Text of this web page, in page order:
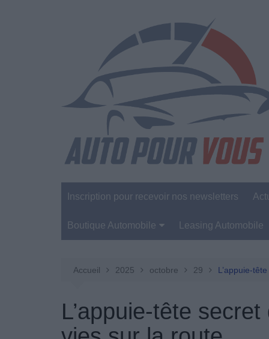
Inscription pour recevoir nos newsletters
Boutique Automobile
Entretien Automobile
Produits Boutique
Leasing Automobile
Accueil 2025 octobre 29 L’appuie-
L’appuie-tête